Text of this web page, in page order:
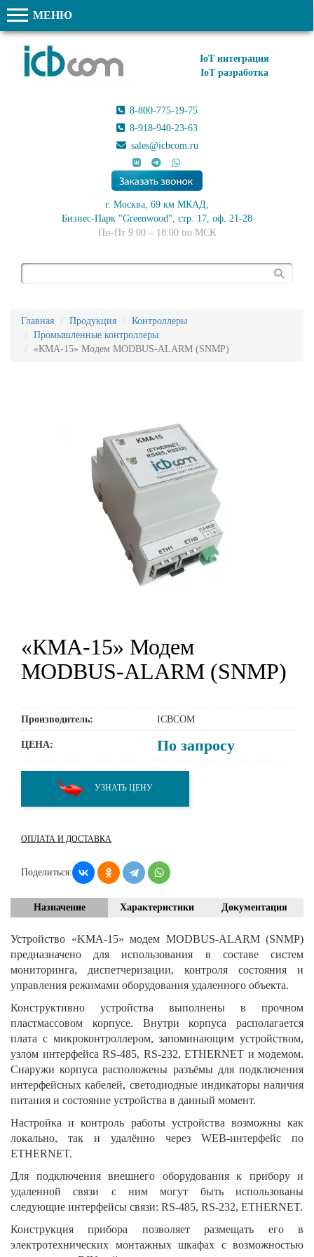
МЕНЮ
IoT интеграция
IoT разработка
8-800-775-19-75
8-918-940-23-63
sales@icbcom.ru
г. Москва, 69 км МКАД,
Бизнес-Парк "Greenwood", стр. 17, оф. 21-28
Пн-Пт 9:00 – 18:00 по МСК
Главная Продукция
Контроллеры
Промышленные контроллеры
«КМА-15» Модем MODBUS-ALARM (SNMP)
«КМА-15» Модем
MODBUS-ALARM (SNMP)
Производитель: ICBCOM
ЦЕНА: По запросу
УЗНАТЬ ЦЕНУ
ОПЛАТА И ДОСТАВКА
Поделиться:
Назначение Характеристики Документация
Устройство «KMA-15» модем MODBUS-ALARM (SNMP)
предназначено для использования в составе систем
мониторинга, диспетчеризации, контроля состояния и
управления режимами оборудования удаленного объекта.
Конструктивно устройства выполнены в прочном
пластмассовом корпусе. Внутри корпуса располагается
плата с микроконтроллером, запоминающим устройством,
узлом интерфейса RS-485, RS-232, ETHERNET и модемом.
Снаружи корпуса расположены разъёмы для подключения
интерфейсных кабелей, светодиодные индикаторы наличия
питания и состояние устройства в данный момент.
Настройка и контроль работы устройства возможны как
локально, так и удалённо через WEB-интерфейс по
ETHERNET.
Для подключения внешнего оборудования к прибору и
удаленной связи с ним могут быть использованы
следующие интерфейсы связи: RS-485, RS-232, ETHERNET.
Конструкция прибора позволяет размещать его в
электротехнических монтажных шкафах с возможностью